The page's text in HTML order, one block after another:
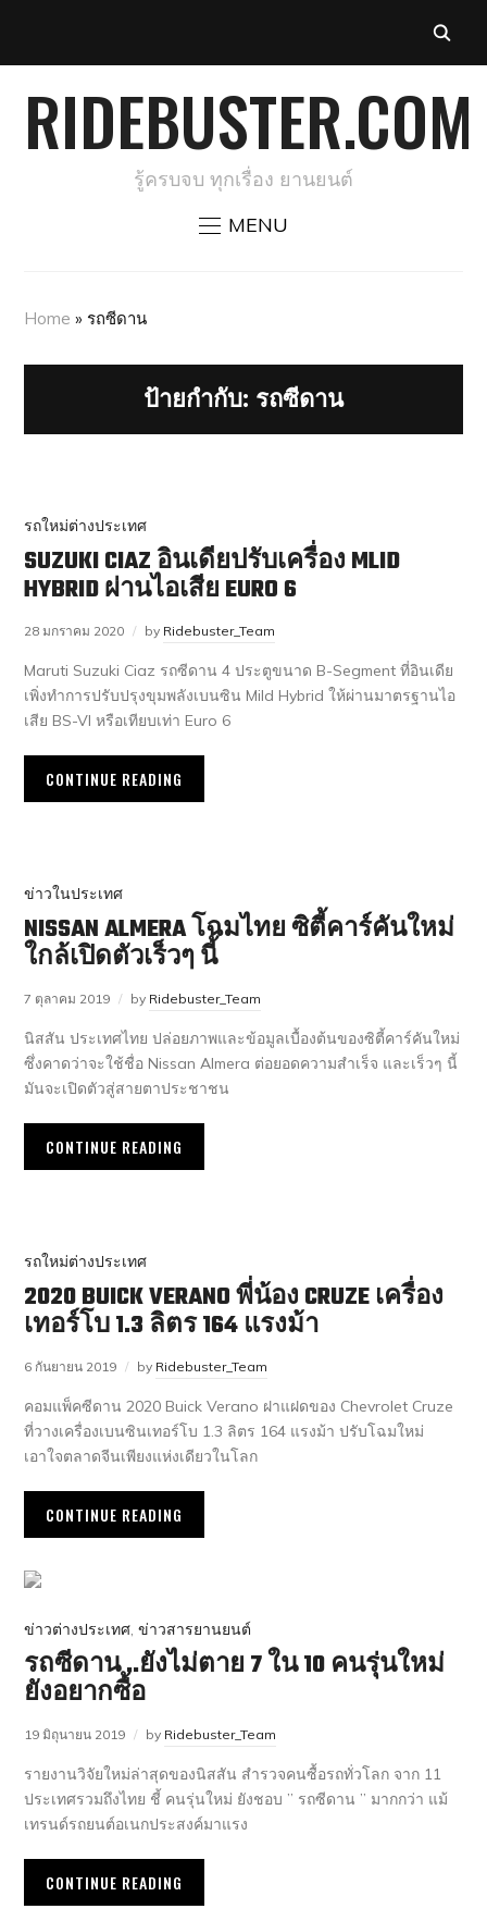
RIDEBUSTER.COM
รู้ครบจบ ทุกเรื่อง ยานยนต์
MENU
Home » รถซีดาน
ป้ายกำกับ: รถซีดาน
รถใหม่ต่างประเทศ
SUZUKI CIAZ อินเดียปรับเครื่อง MLID
HYBRID ผ่านไอเสีย EURO 6
28 มกราคม 2020 by Ridebuster_Team
Maruti Suzuki Ciaz รถซีดาน 4 ประตูขนาด B-Segment ที่อินเดีย
เพิ่งทำการปรับปรุงขุมพลังเบนซิน Mild Hybrid ให้ผ่านมาตรฐานไอ
เสีย BS-VI หรือเทียบเท่า Euro 6
CONTINUE READING
ข่าวในประเทศ
NISSAN ALMERA โฉมไทย ซิตี้คาร์คันใหม่
ใกล้เปิดตัวเร็วๆ นี้
7 ตุลาคม 2019 by Ridebuster_Team
นิสสัน ประเทศไทย ปล่อยภาพและข้อมูลเบื้องต้นของซิตี้คาร์คันใหม่
ซึ่งคาดว่าจะใช้ชื่อ Nissan Almera ต่อยอดความสำเร็จ และเร็วๆ นี้
มันจะเปิดตัวสู่สายตาประชาชน
CONTINUE READING
รถใหม่ต่างประเทศ
2020 BUICK VERANO พี่น้อง CRUZE เครื่อง
เทอร์โบ 1.3 ลิตร 164 แรงม้า
6 กันยายน 2019 by Ridebuster_Team
คอมแพ็คซีดาน 2020 Buick Verano ฝาแฝดของ Chevrolet Cruze
ที่วางเครื่องเบนซินเทอร์โบ 1.3 ลิตร 164 แรงม้า ปรับโฉมใหม่
เอาใจตลาดจีนเพียงแห่งเดียวในโลก
CONTINUE READING
ข่าวต่างประเทศ,ข่าวสารยานยนต์
รถซีดาน ..ยังไม่ตาย 7 ใน 10 คนรุ่นใหม่
ยังอยากซื้อ
19 มิถุนายน 2019 by Ridebuster_Team
รายงานวิจัยใหม่ล่าสุดของนิสสัน สำรวจคนซื้อรถทั่วโลก จาก 11
ประเทศรวมถึงไทย ชี้ คนรุ่นใหม่ ยังชอบ ” รถซีดาน ” มากกว่า แม้
เทรนด์รถยนต์อเนกประสงค์มาแรง
CONTINUE READING